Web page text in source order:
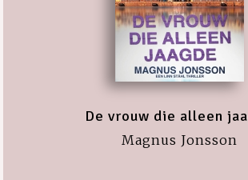
De vrouw die alleen
Magnus Jonsson